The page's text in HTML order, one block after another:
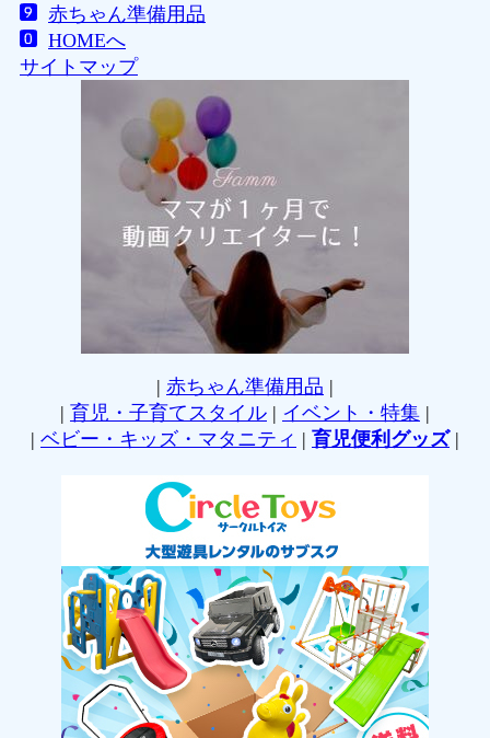
赤ちゃん準備用品
HOMEへ
サイトマップ
| 赤ちゃん準備用品 |
| 育児・子育てスタイル | イベント・特集 |
| ベビー・キッズ・マタニティ | 育児便利グッズ|